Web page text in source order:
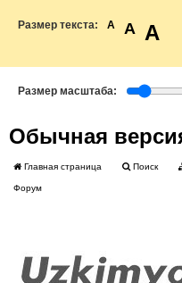
Размер текста: A A A
Размер масштаба:
Обычная
Главная страница Поиск
Форум